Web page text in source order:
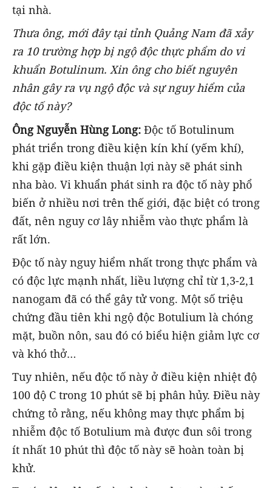
tại nhà.
Thưa ông, mới đây tại tỉnh Quảng Nam đã xảy
ra 10 trường hợp bị ngộ độc thực phẩm do vi
khuẩn Botulinum. Xin ông cho biết nguyên
nhân gây ra vụ ngộ độc và sự nguy hiểm của
độc tố này?
Ông Nguyễn Hùng Long: Độc tố Botulinum
phát triển trong điều kiện kín khí (yếm khí),
khi gặp điều kiện thuận lợi này sẽ phát sinh
nha bào. Vi khuẩn phát sinh ra độc tố này phổ
biến ở nhiều nơi trên thế giới, đặc biệt có trong
đất, nên nguy cơ lây nhiễm vào thực phẩm là
rất lớn.
Độc tố này nguy hiểm nhất trong thực phẩm và
có độc lực mạnh nhất, liều lượng chỉ từ 1,3-2,1
nanogam đã có thể gây tử vong. Một số triệu
chứng đầu tiên khi ngộ độc Botulium là chóng
mặt, buồn nôn, sau đó có biểu hiện giảm lực cơ
và khó thở…
Tuy nhiên, nếu độc tố này ở điều kiện nhiệt độ
100 độ C trong 10 phút sẽ bị phân hủy. Điều này
chứng tỏ rằng, nếu không may thực phẩm bị
nhiễm độc tố Botulium mà được đun sôi trong
ít nhất 10 phút thì độc tố này sẽ hoàn toàn bị
khử.